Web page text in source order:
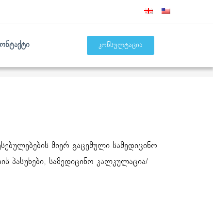
კონსულტაცია
მიერ გაცემული სამედიცინო
სამედიცინო კალკულაცია/